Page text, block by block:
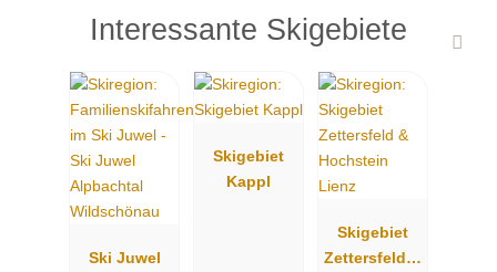
Interessante Skigebiete
Ski Juwel
Skigebiet
Kappl
Skigebiet
Zettersfeld &